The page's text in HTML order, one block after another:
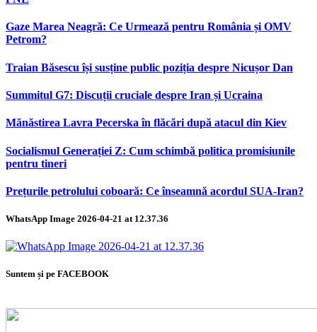
Gaze Marea Neagră: Ce Urmează pentru România și OMV
Petrom?
Traian Băsescu își susține public poziția despre Nicușor Dan
Summitul G7: Discuții cruciale despre Iran și Ucraina
Mănăstirea Lavra Pecerska în flăcări după atacul din Kiev
Socialismul Generației Z: Cum schimbă politica promisiunile
pentru tineri
Prețurile petrolului coboară: Ce înseamnă acordul SUA-Iran?
WhatsApp Image 2026-04-21 at 12.37.36
Suntem și pe FACEBOOK